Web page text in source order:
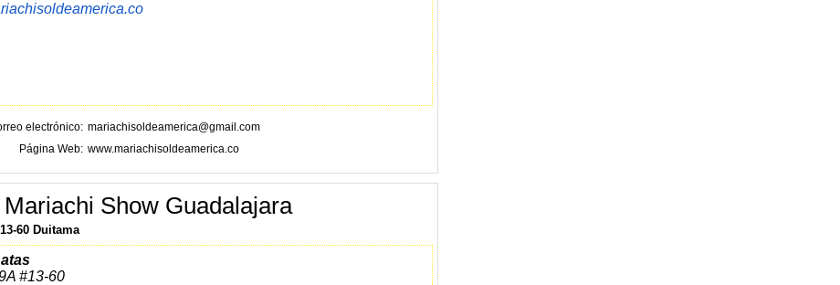
electrónico mariachisoldeamerica@gmail.com
Página Web www.mariachisoldeamerica.co
Show Guadalajara
60 Duitama
#13-60